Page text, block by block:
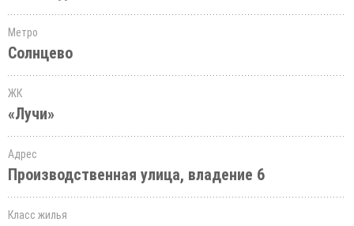
Метро
Солнцево
ЖК
«Лучи»
Адрес
Производственная улица, владение 6
Класс жилья